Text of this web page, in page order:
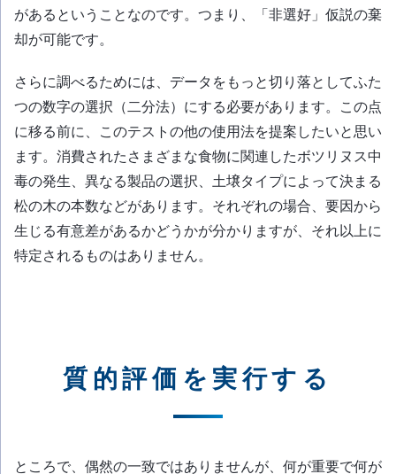
があるということなのです。つまり、「非選好」仮説の棄
却が可能です。
さらに調べるためには、データをもっと切り落としてふた
つの数字の選択（二分法）にする必要があります。この点
に移る前に、このテストの他の使用法を提案したいと思い
ます。消費されたさまざまな食物に関連したボツリヌス中
毒の発生、異なる製品の選択、土壌タイプによって決まる
松の木の本数などがあります。それぞれの場合、要因から
生じる有意差があるかどうかが分かりますが、それ以上に
特定されるものはありません。
質的評価を実行する
ところで、偶然の一致ではありませんが、何が重要で何が